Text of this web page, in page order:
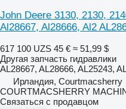
John Deere 3130, 2130,
Al28667, Al28666, Al2
617 100 UZS 45 € ≈ 51,99 $
Другая запчасть гидравлики
AL28667, AL28666, AL25243,
Ирландия, Courtmacsherry
COURTMACSHERRY
Связаться с продавцом